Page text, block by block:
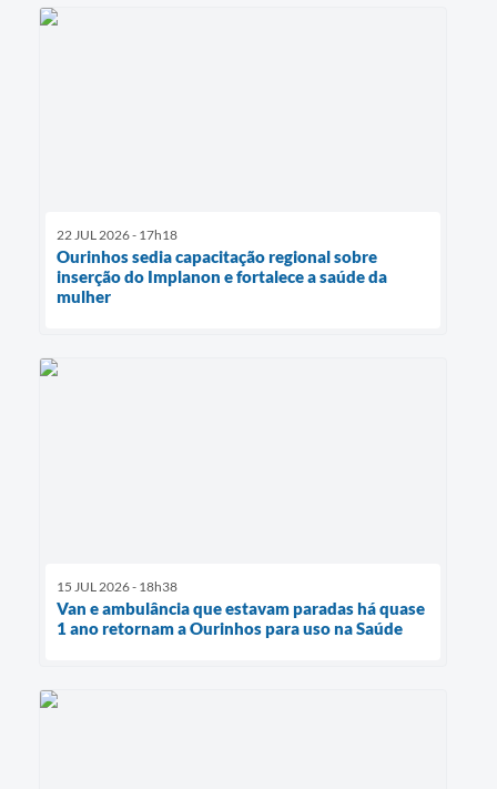
22 JUL 2026 - 17h18
Ourinhos sedia capacitação regional sobre
inserção do Implanon e fortalece a saúde da
mulher
15 JUL 2026 - 18h38
Van e ambulância que estavam paradas há quase
1 ano retornam a Ourinhos para uso na Saúde